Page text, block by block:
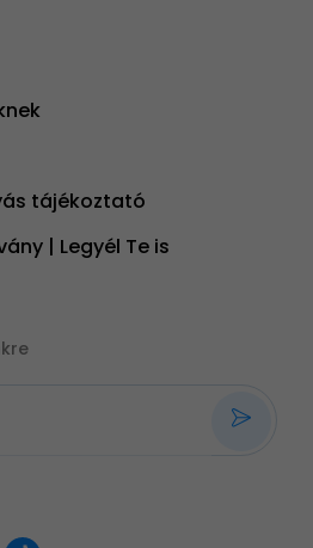
tájékoztató
| Legyél Te is